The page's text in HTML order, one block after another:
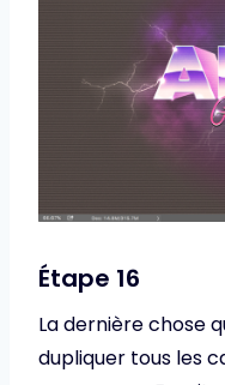
Étape 16
La dernière chose
dupliquer tous les